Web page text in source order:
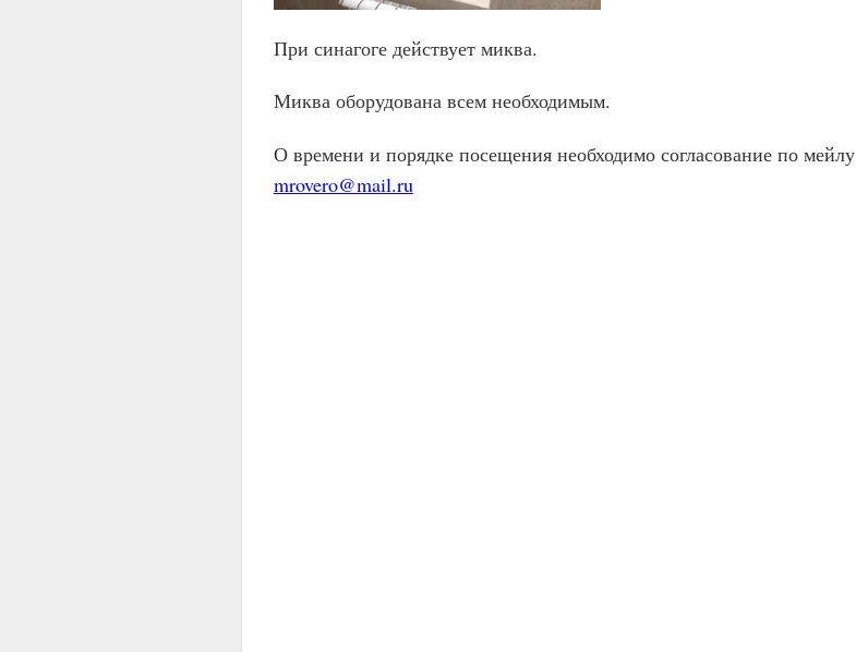
При синагоге действует миква.
Миква оборудована всем необходимым.
О времени и порядке посещения необходимо согласование по мейлу
mrovero@mail.ru